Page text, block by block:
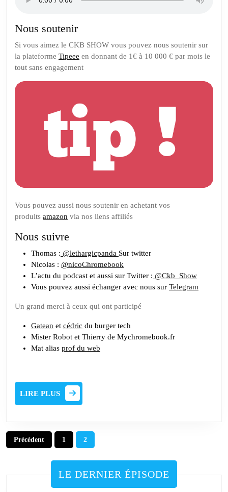
Nous soutenir
Si vous aimez le CKB SHOW vous pouvez nous soutenir sur
la plateforme Tipeee en donnant de 1€ à 10 000 € par mois le
tout sans engagement
Vous pouvez aussi nous soutenir en achetant vos
produits amazon via nos liens affiliés
Nous suivre
Thomas : @lethargicpanda Sur twitter
Nicolas : @nicoChromebook
L’actu du podcast et aussi sur Twitter : @Ckb_Show
Vous pouvez aussi échanger avec nous sur Telegram
Un grand merci à ceux qui ont participé
Gatean et cédric du burger tech
Mister Robot et Thierry de Mychromebook.fr
Mat alias prof du web
LIRE PLUS
PLUS
Pagination
des
publications
Précédent 1 2
LE DERNIER ÉPISODE